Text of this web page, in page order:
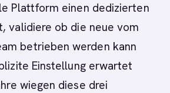
Plattform einen dedizierten
validiere ob die neue vom
betrieben werden kann
Einstellung erwartet
wiegen diese drei